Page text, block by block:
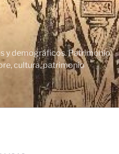
y demográficos. Patrimonio
cultura, patrimonio